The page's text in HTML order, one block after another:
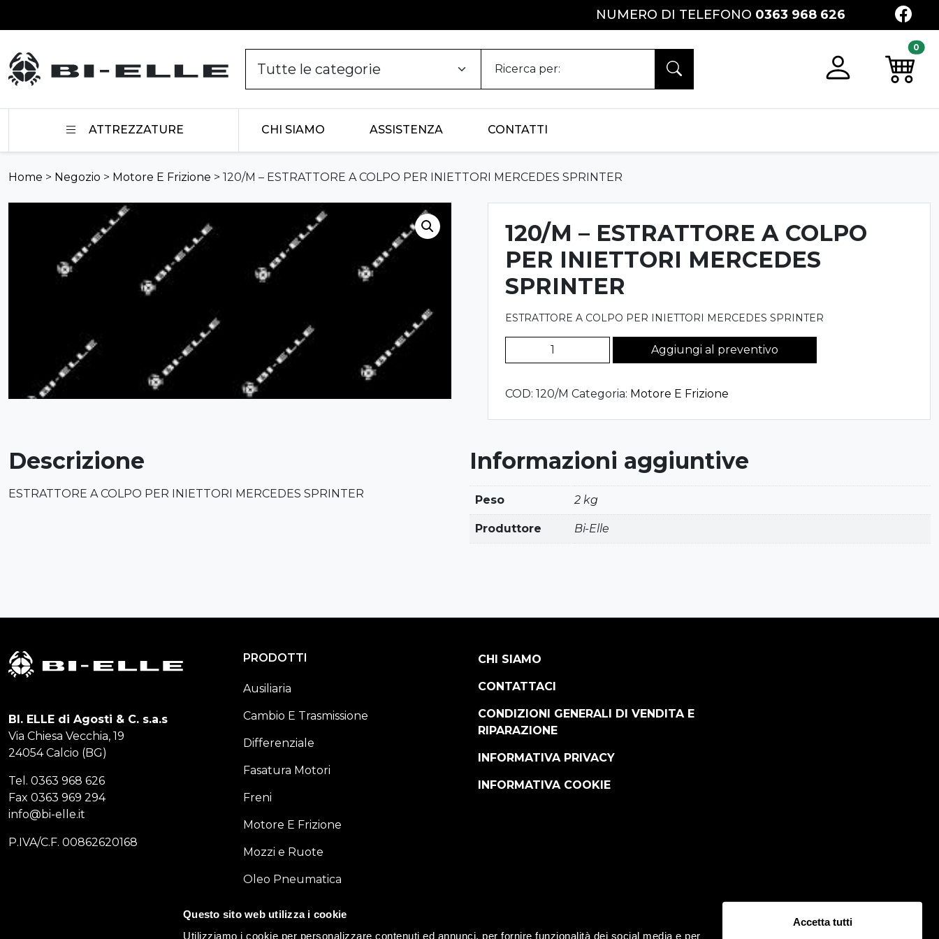
Questo sito web utilizza i cookie
Utilizziamo i cookie per personalizzare contenuti ed annunci, per fornire funzionalità dei social media e per
Accetta tutti
NUMERO DI TELEFONO 0363 968 626
Ricerca per:
Registrati
0
ATTREZZATURE CHI SIAMO ASSISTENZA CONTATTI
Home > Negozio > Motore E Frizione > 120/M – ESTRATTORE A COLPO PER INIETTORI MERCEDES SPRINTER
120/M – ESTRATTORE A COLPO
PER INIETTORI MERCEDES
SPRINTER
ESTRATTORE A COLPO PER INIETTORI MERCEDES SPRINTER
-
A
MERCEDES
Aggiungi al preventivo
COD:120/M Categoria: Motore E Frizione
Descrizione
ESTRATTORE A COLPO PER INIETTORI MERCEDES SPRINTER
Informazioni aggiuntive
Peso 2 kg
Produttore Bi-Elle
BI. ELLE di Agosti & C. s.a.s
Via Chiesa Vecchia, 19
24054 Calcio (BG)
Tel. 0363 968 626
Fax 0363 969 294
info@bi-elle.it
P.IVA/C.F. 00862620168
PRODOTTI
Ausiliaria
Cambio E Trasmissione
Differenziale
Fasatura Motori
Freni
Motore E Frizione
Mozzi e Ruote
Oleo Pneumatica
CHI SIAMO
CONTATTACI
CONDIZIONI GENERALI DI VENDITA E
RIPARAZIONE
INFORMATIVA PRIVACY
INFORMATIVA COOKIE